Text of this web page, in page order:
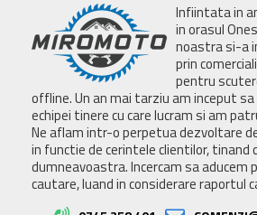
Infiintata in
in orasul
noastra si-a
prin
pentru
offline. Un an mai tarziu am inceput
echipei tinere cu care lucram si am
Ne aflam intr-o perpetua dezvoltare
in functie de cerintele clientilor, tinand
dumneavoastra. Incercam sa aducem
cautare, luand in considerare raportul